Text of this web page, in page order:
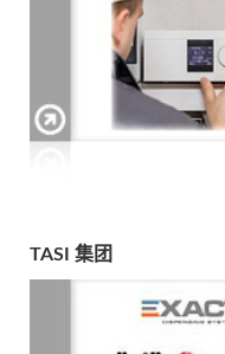
TASI 集团